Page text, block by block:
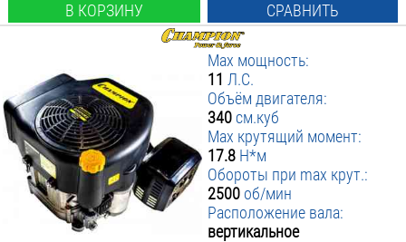
В КОРЗИНУ СРАВНИТЬ
Max мощность:
11 Л.С.
Объём двигателя:
340см.куб
Max крутящий момент:
17.8 Н*м
Обороты при max крут.:
2500 об/мин
Расположение вала:
вертикальное